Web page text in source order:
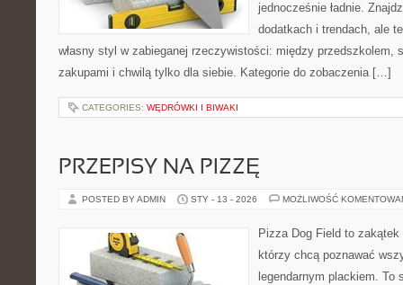
jednocześnie ładnie.
dodatkach i trendach, ale
własny styl w zabieganej rzeczywistości: między przedszkolem,
zakupami i chwilą tylko dla siebie. Kategorie do zobaczenia […]
CATEGORIES: WĘDRÓWKI I BIWAKI
PRZEPISY NA PIZZĘ
POSTED BY ADMIN STY - 13 - 2026 MOŻLIWOŚĆ
Pizza Dog Field to
którzy chcą poznawać
legendarnym plackiem. To